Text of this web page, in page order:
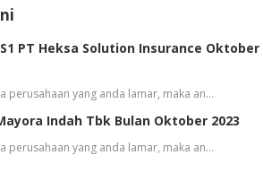
PT Heksa Solution Insurance Oktober
perusahaan yang anda lamar, maka an…
Indah Tbk Bulan Oktober 2023
perusahaan yang anda lamar, maka an…